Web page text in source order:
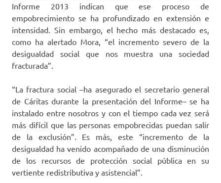
Informe 2013 indican que ese proceso de
empobrecimiento se ha profundizado en extensión e
intensidad. Sin embargo, el hecho más destacado es,
como ha alertado Mora, “el incremento severo de la
desigualdad social que nos muestra una sociedad
fracturada”.
“La fractura social –ha asegurado el secretario general
de Cáritas durante la presentación del Informe– se ha
instalado entre nosotros y con el tiempo cada vez será
más difícil que las personas empobrecidas puedan salir
de la exclusión”. Es más, este “incremento de la
desigualdad ha venido acompañado de una disminución
de los recursos de protección social pública en su
vertiente redistributiva y asistencial”.